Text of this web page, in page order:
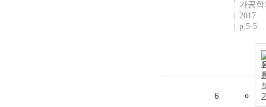
가공학
2017
p.5-5
6